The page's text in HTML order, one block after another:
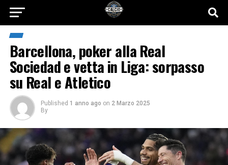
Barcellona, poker alla Real
Sociedad e vetta in Liga: sorpasso
su Real e Atletico
Published 1 anno ago on 2 Marzo 2025
By